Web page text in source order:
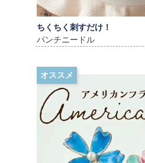
ちくちく刺すだけ！
パンチニードル
オススメ